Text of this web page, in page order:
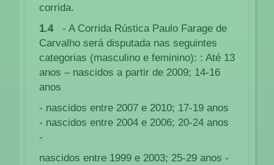
corrida.
1.4 - A Corrida Rústica Paulo Farage de
Carvalho será disputada nas seguintes
categorias (masculino e feminino): : Até 13
anos – nascidos a partir de 2009; 14-16
anos
- nascidos entre 2007 e 2010; 17-19 anos
- nascidos entre 2004 e 2006; 20-24 anos
-
nascidos entre 1999 e 2003; 25-29 anos -